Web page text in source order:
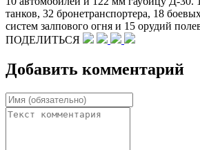
танков, 32 бронетранспортера, 18
систем залпового огня и 15 орудий
ПОДЕЛИТЬСЯ
Добавить комментарий